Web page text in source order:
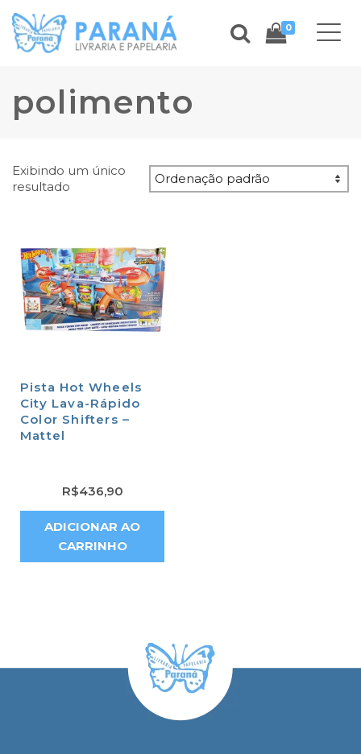
0
polimento
Exibindo um único
resultado
Pista Hot Wheels
City Lava-Rápido
Color Shifters –
Mattel
R$436,90
ADICIONAR AO
CARRINHO